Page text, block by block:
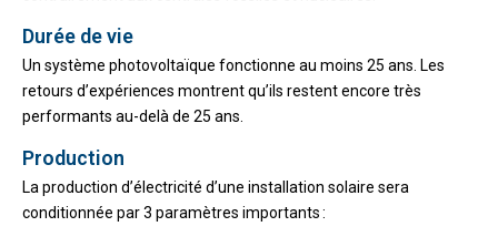
Durée de vie
Un système photovoltaïque fonctionne au moins 25 ans. Les
retours d’expériences montrent qu’ils restent encore très
performants au-delà de 25 ans.
Production
La production d’électricité d’une installation solaire sera
conditionnée par 3 paramètres importants :